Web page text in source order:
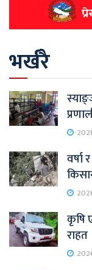
भर्खरै
कृषि
राहत